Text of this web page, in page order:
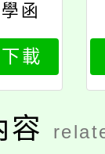
函
載
容